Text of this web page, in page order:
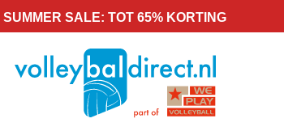
SUMMER SALE: TOT 65% KORTING